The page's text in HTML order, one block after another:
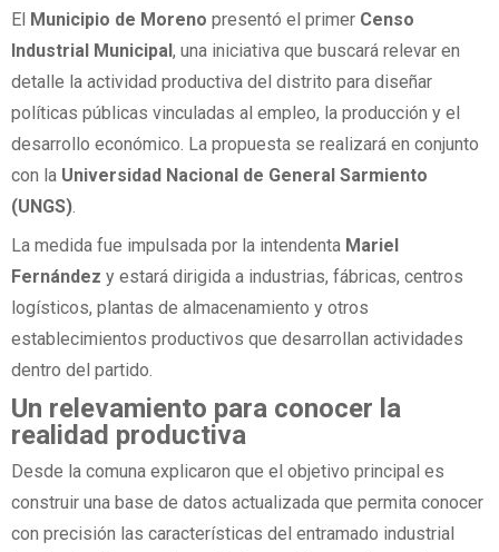
El Municipio de Moreno presentó el primer Censo
Industrial Municipal , una iniciativa que buscará relevar en
detalle la actividad productiva del distrito para diseñar
políticas públicas vinculadas al empleo, la producción y el
desarrollo económico. La propuesta se realizará en conjunto
con la Universidad Nacional de General Sarmiento
(UNGS).
La medida fue impulsada por la intendenta Mariel
Fernández y estará dirigida a industrias, fábricas, centros
logísticos, plantas de almacenamiento y otros
establecimientos productivos que desarrollan actividades
dentro del partido.
Un relevamiento para conocer la
realidad productiva
Desde la comuna explicaron que el objetivo principal es
construir una base de datos actualizada que permita conocer
con precisión las características del entramado industrial